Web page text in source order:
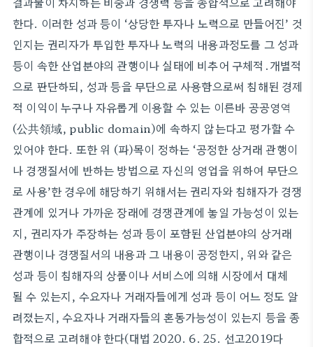
한다. 이러한 성과 등이 ‘상당한 투자나 노력으로 만들어진’ 것
인지는 권리자가 투입한 투자나 노력의 내용과정도를 그 성과
등이 속한 산업분야의 관행이나 실태에 비추어 구체적․개별적
으로 판단하되, 성과 등을 무단으로 사용함으로써 침해된 경제
적 이익이 누구나 자유롭게 이용할 수 있는 이른바 공공영역
(公共領域, public domain)에 속하지 않는다고 평가할 수
있어야 한다. 또한 위 (파)목이 정하는 ‘공정한 상거래 관행이
나 경쟁질서에 반하는 방법으로 자신의 영업을 위하여 무단으
로 사용’한 경우에 해당하기 위해서는 권리자와 침해자가 경쟁
관계에 있거나 가까운 장래에 경쟁관계에 놓일 가능성이 있는
지, 권리자가 주장하는 성과 등이 포함된 산업분야의 상거래
관행이나 경쟁질서의 내용과 그 내용이 공정한지, 위와 같은
성과 등이 침해자의 상품이나 서비스에 의해 시장에서 대체
될 수 있는지, 수요자나 거래자들에게 성과 등이 어느 정도 알
려졌는지, 수요자나 거래자들의 혼동가능성이 있는지 등을 종
합적으로 고려해야 한다(대법 2020. 6. 25. 선고2019다